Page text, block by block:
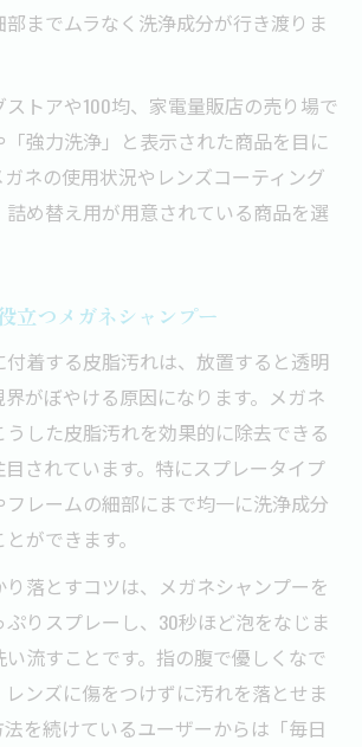
までムラなく洗浄成分が行き渡りま
トアや100均、家電量販店の売り場で
「強力洗浄」と表示された商品を目に
ガネの使用状況やレンズコーティング
詰め替え用が用意されている商品を選
立つメガネシャンプー
付着する皮脂汚れは、放置すると透明
がぼやける原因になります。メガネ
した皮脂汚れを効果的に除去できる
されています。特にスプレータイプ
フレームの細部にまで均一に洗浄成分
ができます。
落とすコツは、メガネシャンプーを
ぷりスプレーし、30秒ほど泡をなじま
流すことです。指の腹で優しくなで
ンズに傷をつけずに汚れを落とせま
を続けているユーザーからは「毎日